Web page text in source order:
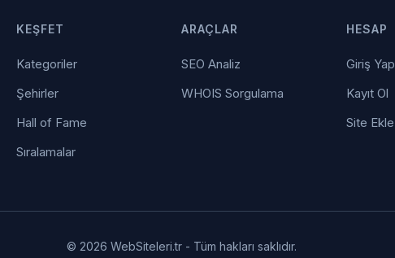
KEŞFET
Kategoriler
Şehirler
Hall of Fame
Sıralamalar
ARAÇLAR
SEO Analiz
WHOIS Sorgulama
HESAP
Giriş Yap
Kayıt Ol
Site Ekle
© 2026 WebSiteleri.tr - Tüm hakları saklıdır.